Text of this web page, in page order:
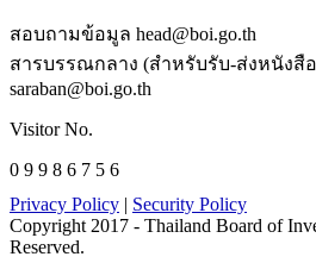
สอบถามข้อมูล head@boi.go.th
สารบรรณกลาง (สำหรับรับ-ส่งหนังสื
saraban@boi.go.th
Visitor No.
0 9 9 8 6 7 5 6
Privacy Policy | Security Policy
Copyright 2017 - Thailand Board of
Reserved.